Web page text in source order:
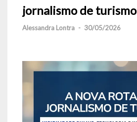
jornalismo de turismo
Alessandra Lontra - 30/05/2026